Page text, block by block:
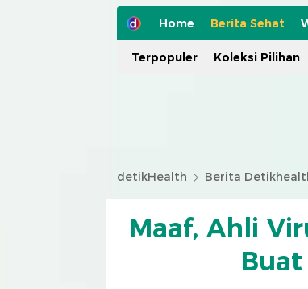
Home Berita Sehat
Terpopuler Koleksi Pilihan
detikHealth Berita
Maaf, Ahli